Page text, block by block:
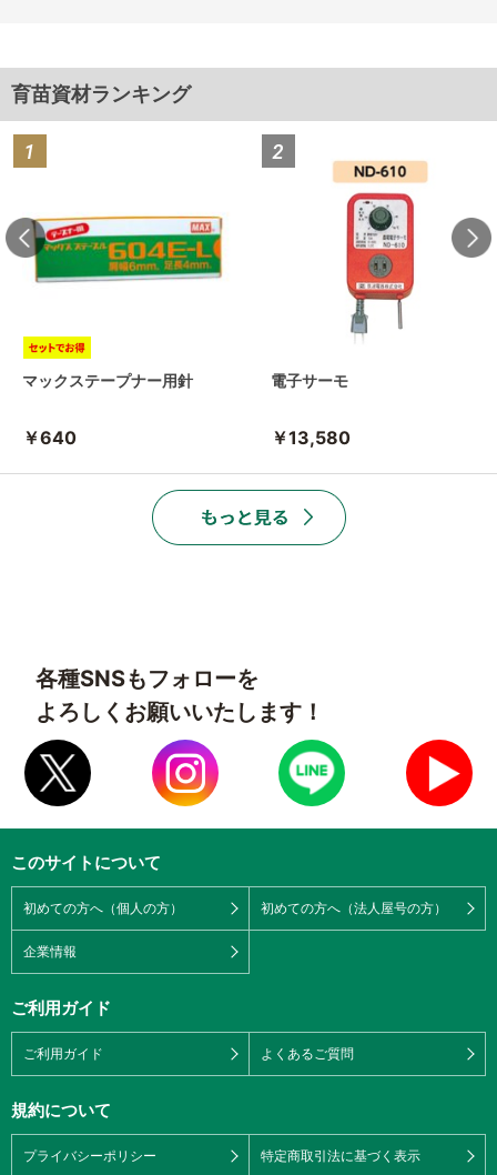
育苗資材ランキング
マックステープナー用針
￥640
電子サーモ
￥13,580
各種SNSもフォローを
よろしくお願いいたします！
このサイトについて
初めての方へ（個人の方） 初めての方へ（法人屋号の方）
企業情報
ご利用ガイド
ご利用ガイド よくあるご質問
規約について
プライバシーポリシー 特定商取引法に基づく表示